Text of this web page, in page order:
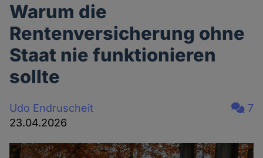
Warum die
Rentenversicherung ohne
Staat nie funktionieren
sollte
Udo Endruscheit
23.04.2026
7